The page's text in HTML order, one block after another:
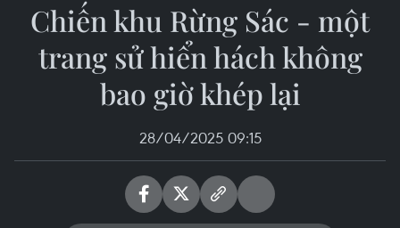
Chiến khu Rừng Sác - một
trang sử hiển hách không
bao giờ khép lại
28/04/2025 09:15